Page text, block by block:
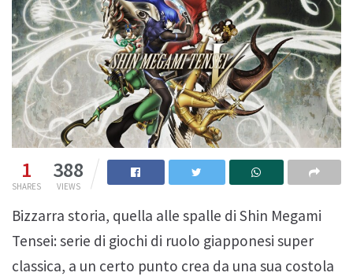
1
SHARES
388
VIEWS
Bizzarra storia, quella alle spalle di Shin Megami
Tensei: serie di giochi di ruolo giapponesi super
classica, a un certo punto crea da una sua costola